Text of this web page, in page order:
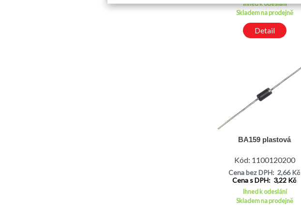
Ihned k odeslání
Skladem na prodejně
Detail
BA159 plastová
Kód: 1100120200
Cena bez DPH: 2,66 Kč
Cena s DPH: 3,22 Kč
Ihned k odeslání
Skladem na prodejně